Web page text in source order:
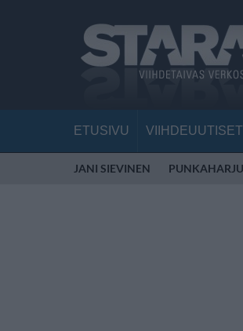
ETUSIVU VIIHDEUUTISET
JANI SIEVINEN PUNKAHARJU